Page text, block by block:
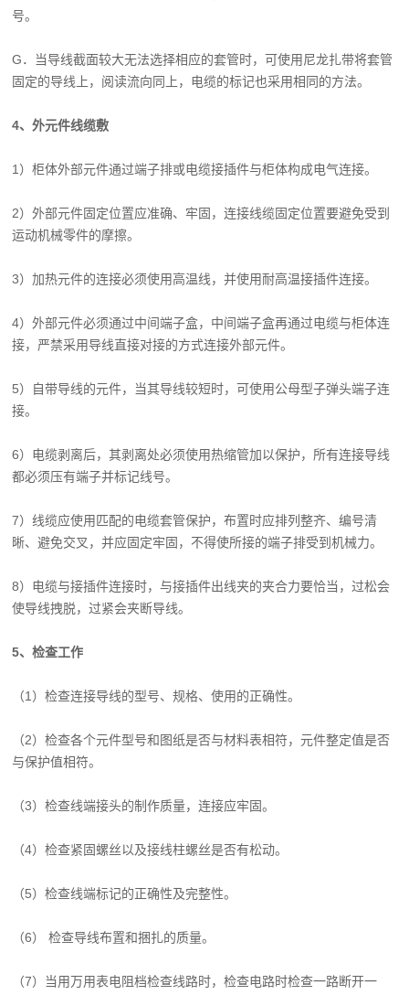
号。
G．当导线截面较大无法选择相应的套管时，可使用尼龙扎带将套管
固定的导线上，阅读流向同上，电缆的标记也采用相同的方法。
4、外元件线缆敷
1）柜体外部元件通过端子排或电缆接插件与柜体构成电气连接。
2）外部元件固定位置应准确、牢固，连接线缆固定位置要避免受到
运动机械零件的摩擦。
3）加热元件的连接必须使用高温线，并使用耐高温接插件连接。
4）外部元件必须通过中间端子盒，中间端子盒再通过电缆与柜体连
接，严禁采用导线直接对接的方式连接外部元件。
5）自带导线的元件，当其导线较短时，可使用公母型子弹头端子连
接。
6）电缆剥离后，其剥离处必须使用热缩管加以保护，所有连接导线
都必须压有端子并标记线号。
7）线缆应使用匹配的电缆套管保护，布置时应排列整齐、编号清
晰、避免交叉，并应固定牢固，不得使所接的端子排受到机械力。
8）电缆与接插件连接时，与接插件出线夹的夹合力要恰当，过松会
使导线拽脱，过紧会夹断导线。
5、检查工作
（1）检查连接导线的型号、规格、使用的正确性。
（2）检查各个元件型号和图纸是否与材料表相符，元件整定值是否
与保护值相符。
（3）检查线端接头的制作质量，连接应牢固。
（4）检查紧固螺丝以及接线柱螺丝是否有松动。
（5）检查线端标记的正确性及完整性。
（6） 检查导线布置和捆扎的质量。
（7）当用万用表电阻档检查线路时，检查电路时检查一路断开一